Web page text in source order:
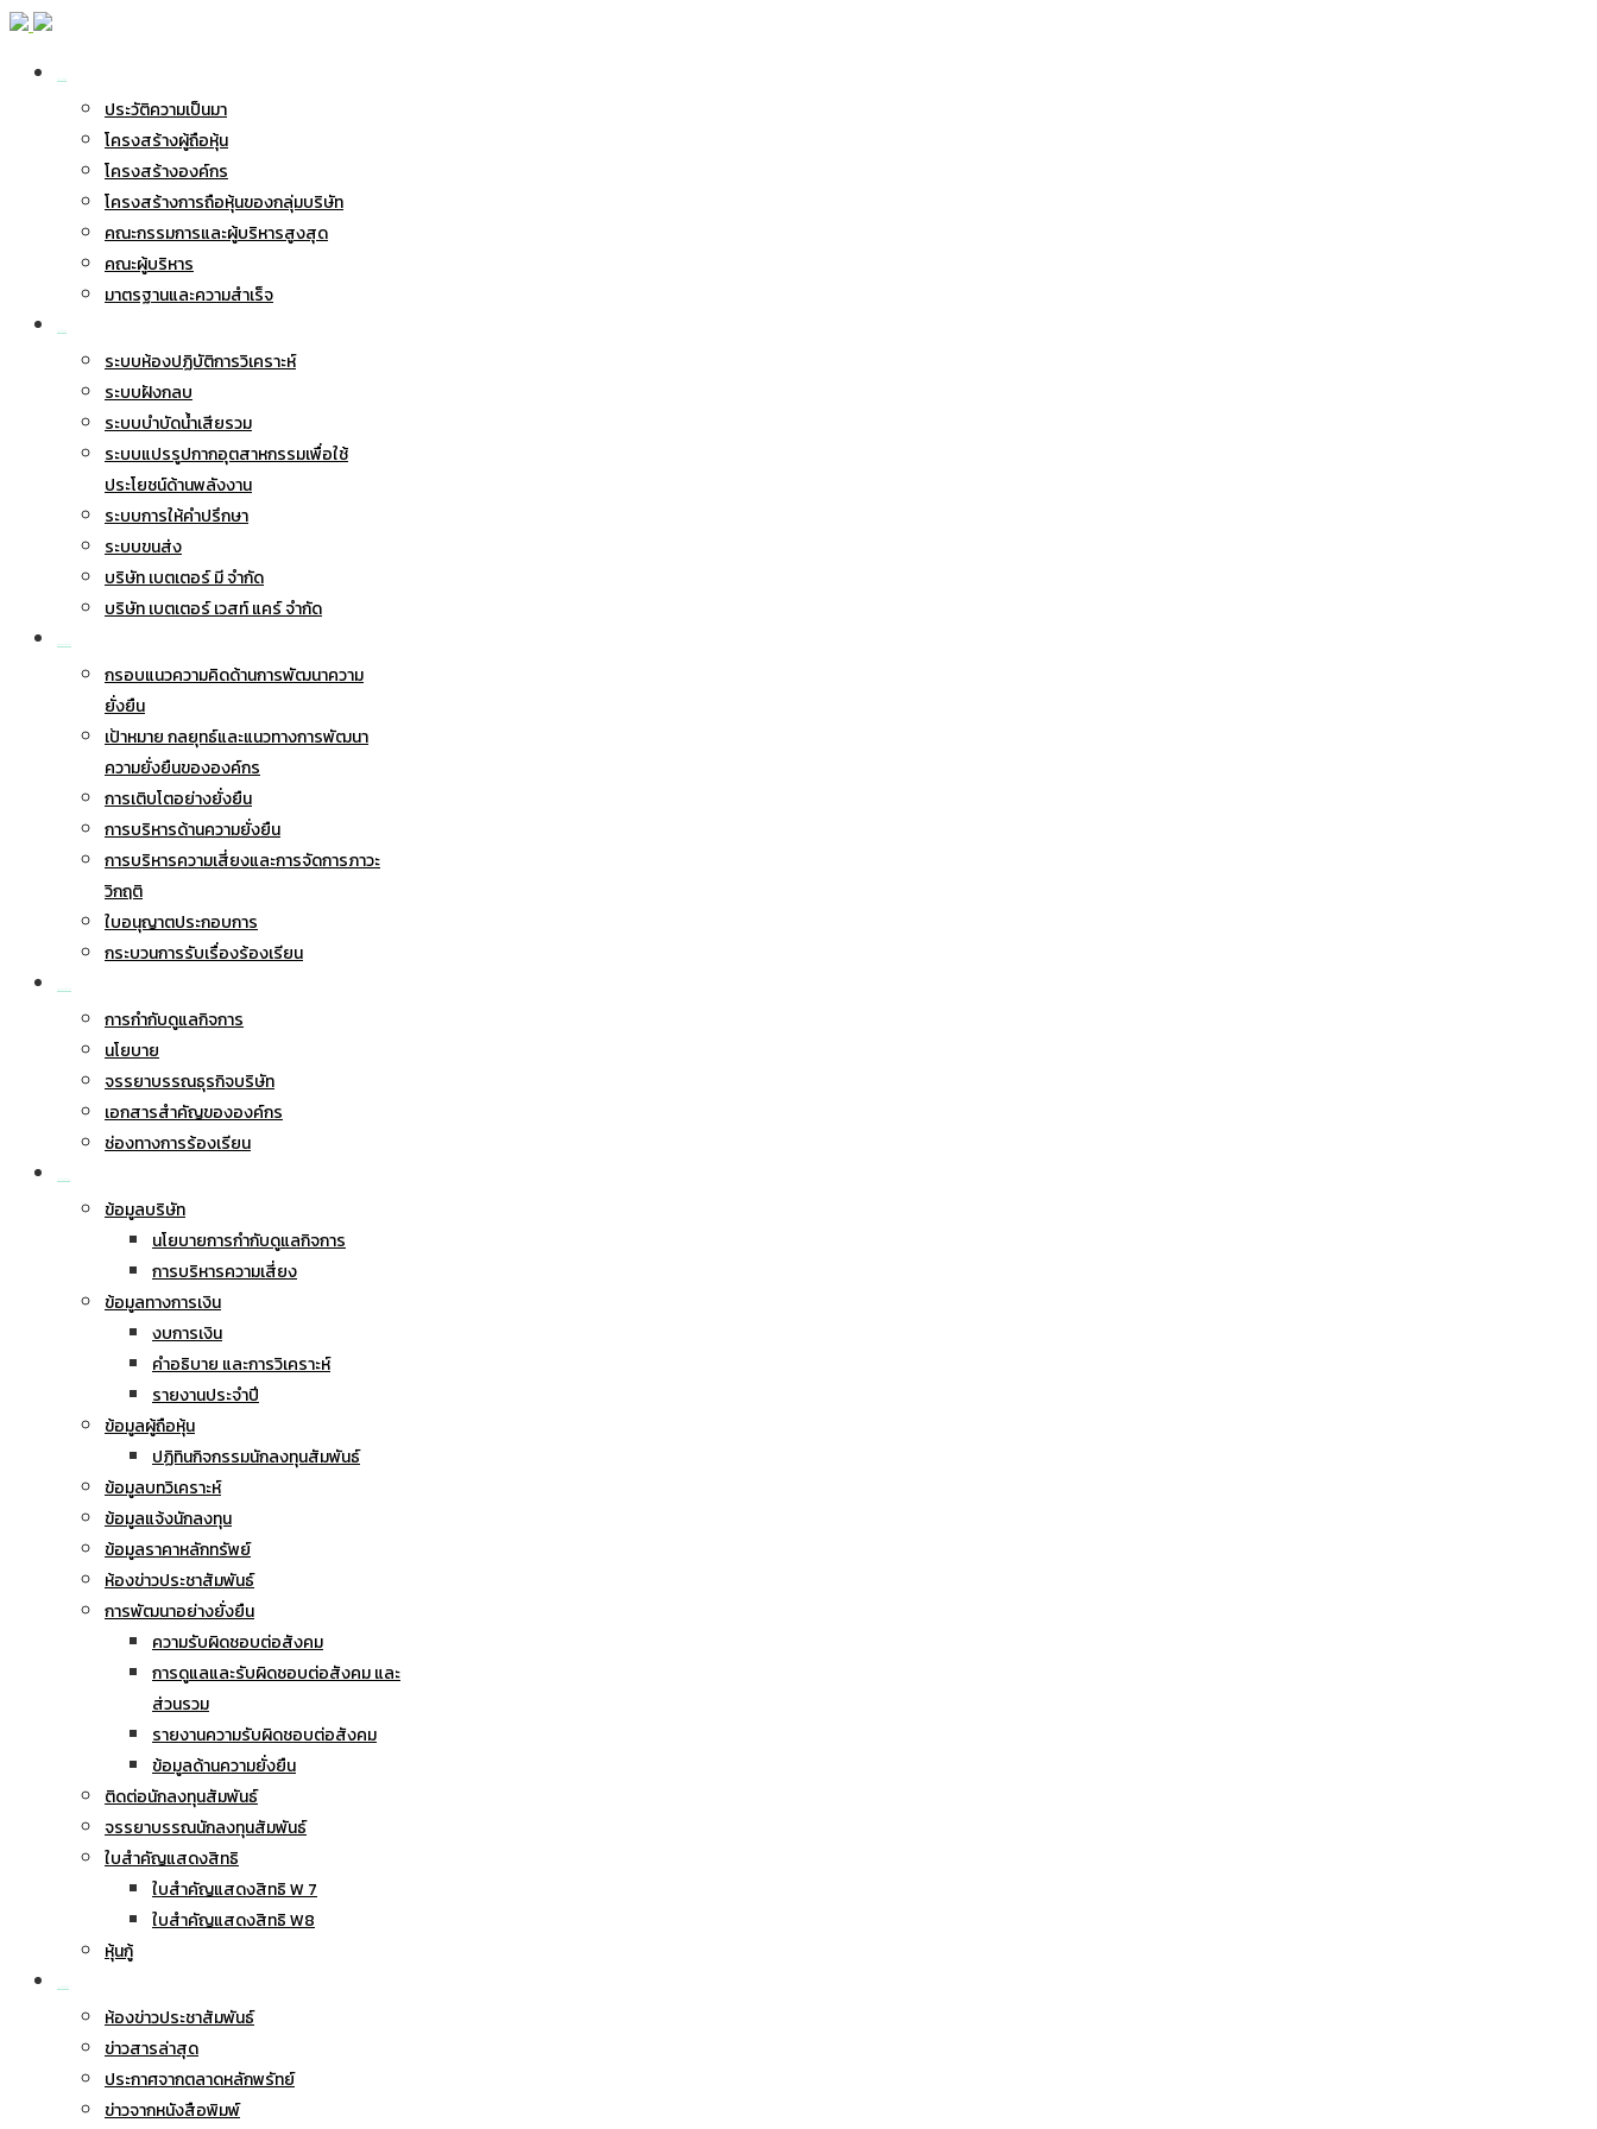
ประวัติความเป็นมา
โครงสร้างผู้ถือหุ้น
โครงสร้างองค์กร
โครงสร้างการถือหุ้นของกลุ่มบริษัท
คณะกรรมการและผู้บริหารสูงสุด
คณะผู้บริหาร
มาตรฐานและความสำเร็จ
ระบบห้องปฏิบัติการวิเคราะห์
ระบบฝังกลบ
ระบบบำบัดน้ำเสียรวม
ระบบแปรรูปกากอุตสาหกรรมเพื่อใช้
ประโยชน์ด้านพลังงาน
ระบบการให้คำปรึกษา
ระบบขนส่ง
บริษัท เบตเตอร์ มี จำกัด
บริษัท เบตเตอร์ เวสท์ แคร์ จำกัด
กรอบแนวความคิดด้านการพัฒนาความ
ยั่งยืน
เป้าหมาย กลยุทธ์และแนวทางการพัฒนา
ความยั่งยืนขององค์กร
การเติบโตอย่างยั่งยืน
การบริหารด้านความยั่งยืน
การบริหารความเสี่ยงและการจัดการภาวะ
วิกฤติ
ใบอนุญาตประกอบการ
กระบวนการรับเรื่องร้องเรียน
การกำกับดูแลกิจการ
นโยบาย
จรรยาบรรณธุรกิจบริษัท
เอกสารสำคัญขององค์กร
ช่องทางการร้องเรียน
ข้อมูลบริษัท
นโยบายการกำกับดูแลกิจการ
การบริหารความเสี่ยง
ข้อมูลทางการเงิน
งบการเงิน
คำอธิบาย และการวิเคราะห์
รายงานประจำปี
ข้อมูลผู้ถือหุ้น
ปฏิทินกิจกรรมนักลงทุนสัมพันธ์
ข้อมูลบทวิเคราะห์
ข้อมูลแจ้งนักลงทุน
ข้อมูลราคาหลักทรัพย์
ห้องข่าวประชาสัมพันธ์
การพัฒนาอย่างยั่งยืน
ความรับผิดชอบต่อสังคม
การดูแลและรับผิดชอบต่อสังคม และ
ส่วนรวม
รายงานความรับผิดชอบต่อสังคม
ข้อมูลด้านความยั่งยืน
ติดต่อนักลงทุนสัมพันธ์
จรรยาบรรณนักลงทุนสัมพันธ์
ใบสำคัญแสดงสิทธิ
ใบสำคัญแสดงสิทธิ W 7
ใบสำคัญแสดงสิทธิ W8
หุ้นกู้
ห้องข่าวประชาสัมพันธ์
ข่าวสารล่าสุด
ประกาศจากตลาดหลักพรัทย์
ข่าวจากหนังสือพิมพ์